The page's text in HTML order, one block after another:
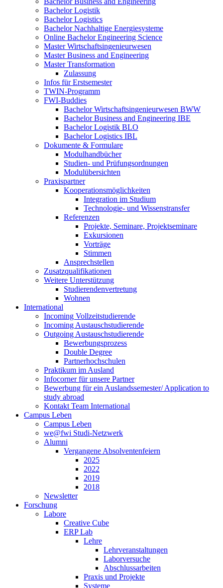
Bachelor Logistik
Bachelor Logistics
Bachelor Nachhaltige Energiesysteme
Online Bachelor Engineering Science
Master Wirtschaftsingenieurwesen
Master Business and Engineering
Master Transformation
Zulassung
Infos für Erstsemester
TWIN-Programm
FWI-Buddies
Bachelor Wirtschaftsingenieurwesen BWW
Bachelor Business and Engineering IBE
Bachelor Logistik BLO
Bachelor Logistics IBL
Dokumente & Formulare
Modulhandbücher
Studien- und Prüfungsordnungen
Modulübersichten
Praxispartner
Kooperationsmöglichkeiten
Integration im Studium
Technologie- und Wissenstransfer
Referenzen
Projekte, Seminare, Projektseminare
Exkursionen
Vorträge
Stimmen
Ansprechstellen
Zusatzqualifikationen
Weitere Unterstützung
Studierendenvertretung
Wohnen
International
Incoming Vollzeitstudierende
Incoming Austauschstudierende
Outgoing Austauschstudierende
Bewerbungsprozess
Double Degree
Partnerhochschulen
Praktikum im Ausland
Infocorner für unsere Partner
Bewerbung für ein Auslandssemester/ Application to
study abroad
Kontakt Team International
Campus Leben
Campus Leben
we@fwi Studi-Netzwerk
Alumni
Vergangene Absolventenfeiern
2025
2022
2019
2018
Newsletter
Forschung
Labore
Creative Cube
ERP Lab
Lehre
Lehrveranstaltungen
Laborversuche
Abschlussarbeiten
Praxis und Projekte
Systeme